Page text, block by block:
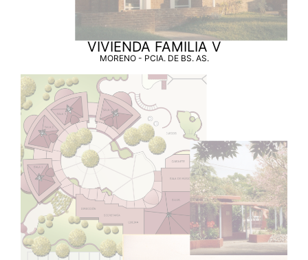
VIVIENDA FAMILIA V
MORENO - PCIA. DE BS. AS.